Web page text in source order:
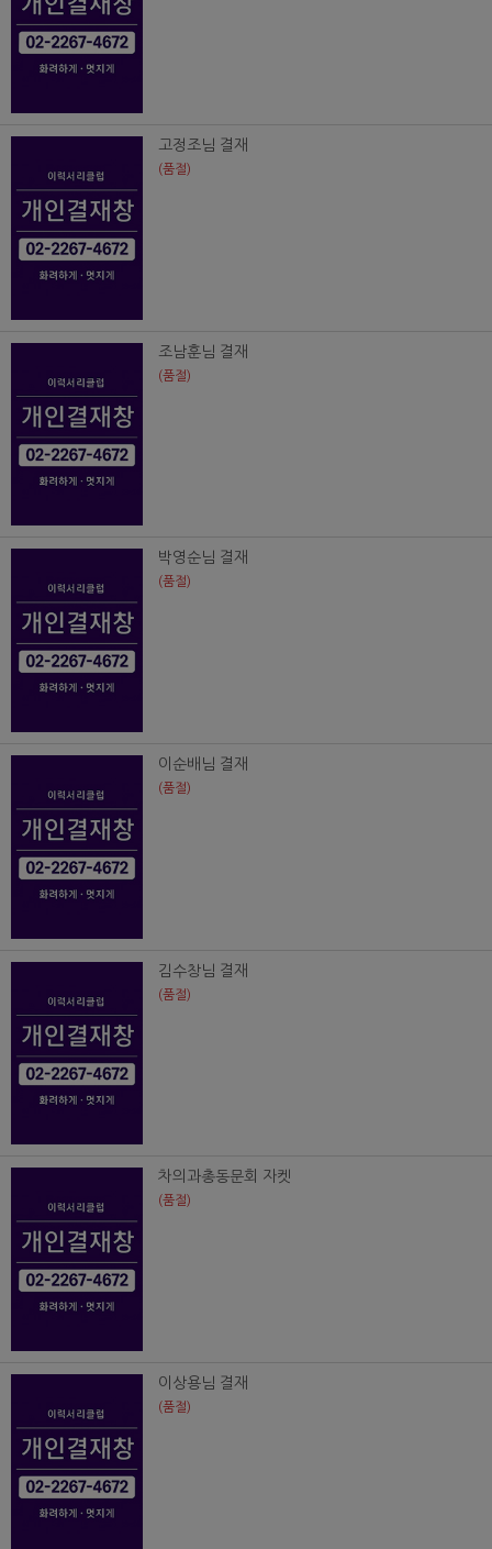
고정조님 결재
(품절)
조남훈님 결재
(품절)
박영순님 결재
(품절)
이순배님 결재
(품절)
김수창님 결재
(품절)
차의과총동문회 자켓
(품절)
이상용님 결재
(품절)